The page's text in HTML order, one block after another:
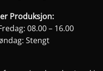
Produksjon:
08.00 – 16.00
Stengt